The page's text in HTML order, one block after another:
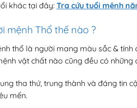
khác tại đây: Tra cứu tuổi mệnh
mệnh Thổ thế nào ?
thổ là người mang màu sắc &
vật chất nào cũng đều có những
tha thứ, trung thành và đáng tin
mến.